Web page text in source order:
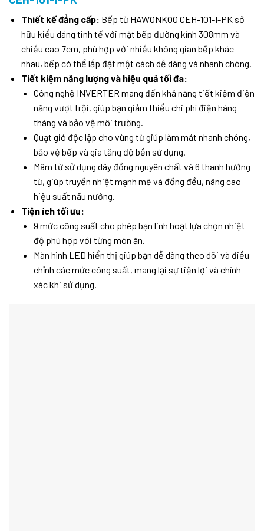
Thiết kế đẳng cấp: Bếp từ HAWONKOO CEH-101-I-PK sở
hữu kiểu dáng tinh tế với mặt bếp đường kính 308mm và
chiều cao 7cm, phù hợp với nhiều không gian bếp khác
nhau, bếp có thể lắp đặt một cách dễ dàng và nhanh chóng.
Tiết kiệm năng lượng và hiệu quả tối đa:
Công nghệ INVERTER mang đến khả năng tiết kiệm điện
năng vượt trội, giúp bạn giảm thiểu chi phí điện hàng
tháng và bảo vệ môi trường.
Quạt gió độc lập cho vùng từ giúp làm mát nhanh chóng,
bảo vệ bếp và gia tăng độ bền sử dụng.
Mâm từ sử dụng dây đồng nguyên chất và 6 thanh hướng
từ, giúp truyền nhiệt mạnh mẽ và đồng đều, nâng cao
hiệu suất nấu nướng.
Tiện ích tối ưu:
9 mức công suất cho phép bạn linh hoạt lựa chọn nhiệt
độ phù hợp với từng món ăn.
Màn hình LED hiển thị giúp bạn dễ dàng theo dõi và điều
chỉnh các mức công suất, mang lại sự tiện lợi và chính
xác khi sử dụng.